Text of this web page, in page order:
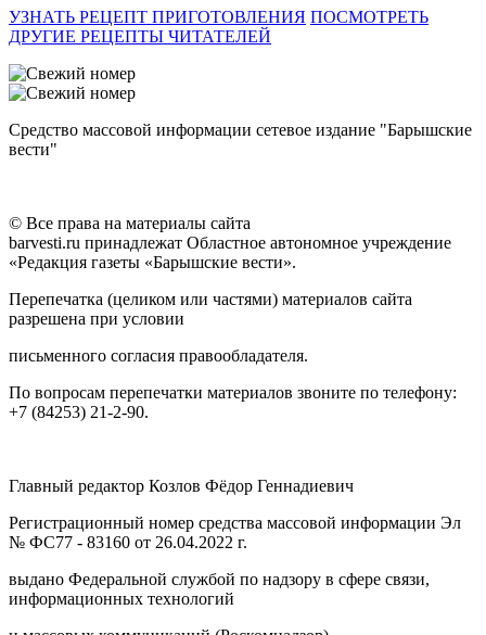
УЗНАТЬ РЕЦЕПТ ПРИГОТОВЛЕНИЯ ПОСМОТРЕТЬ
ДРУГИЕ РЕЦЕПТЫ ЧИТАТЕЛЕЙ
Средство массовой информации сетевое издание "Барышские
вести"
© Все права на материалы сайта
barvesti.ru принадлежат Областное автономное учреждение
«Редакция газеты «Барышские вести».
Перепечатка (целиком или частями) материалов сайта
разрешена при условии
письменного согласия правообладателя.
По вопросам перепечатки материалов звоните по телефону:
+7 (84253) 21-2-90.
Главный редактор Козлов Фёдор Геннадиевич
Регистрационный номер средства массовой информации Эл
№ ФС77 - 83160 от 26.04.2022 г.
выдано Федеральной службой по надзору в сфере связи,
информационных технологий